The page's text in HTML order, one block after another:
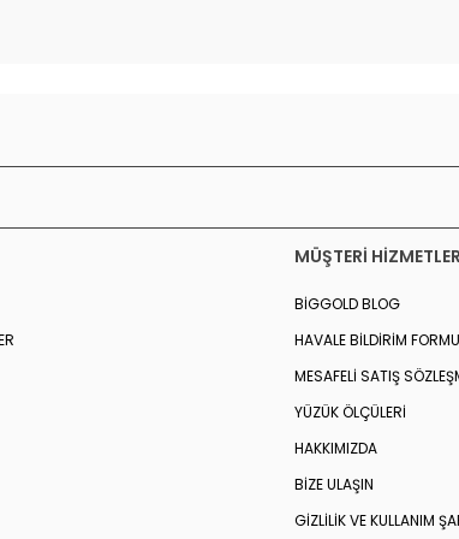
MÜŞTERI
BIGGOLD BLOG
HAVALE BILDIRIM FORMU
MESAFELI SATIŞ
YÜZÜK ÖLÇÜLERI
HAKKIMIZDA
BIZE ULAŞIN
GIZLILIK VE KULLANIM